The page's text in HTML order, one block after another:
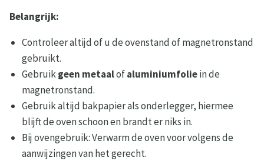
Belangrijk:
Controleer altijd of u de ovenstand of magnetronstand
gebruikt.
Gebruikgeen metaalofaluminiumfoliein de
magnetronstand.
Gebruik altijd bakpapier als onderlegger, hiermee
blijft de oven schoon en brandt er niks in.
Bij ovengebruik: Verwarm de oven voor volgens de
aanwijzingen van het gerecht.